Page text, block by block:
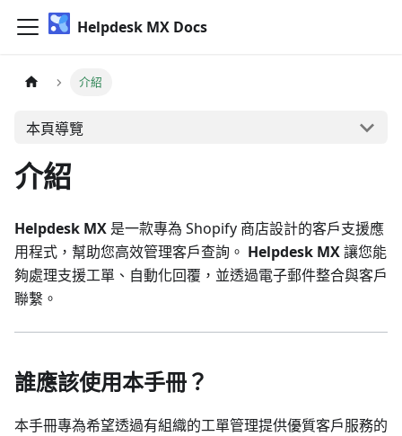
Helpdesk MX Docs
介紹
本頁導覽
介紹
Helpdesk MX 是一款專為 Shopify 商店設計的客戶支援應
用程式，幫助您高效管理客戶查詢。 Helpdesk MX讓您能
夠處理支援工單、自動化回覆，並透過電子郵件整合與客戶
聯繫。
誰應該使用本手冊？
本手冊專為希望透過有組織的工單管理提供優質客戶服務的